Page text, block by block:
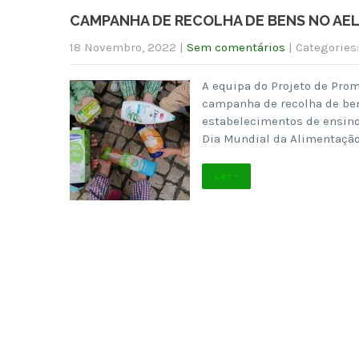
CAMPANHA DE RECOLHA DE BENS NO AEL
18 Novembro, 2022 | Sem comentários |
A equipa do Projeto de
campanha de recolha de
estabelecimentos de
Dia Mundial da
Ler +